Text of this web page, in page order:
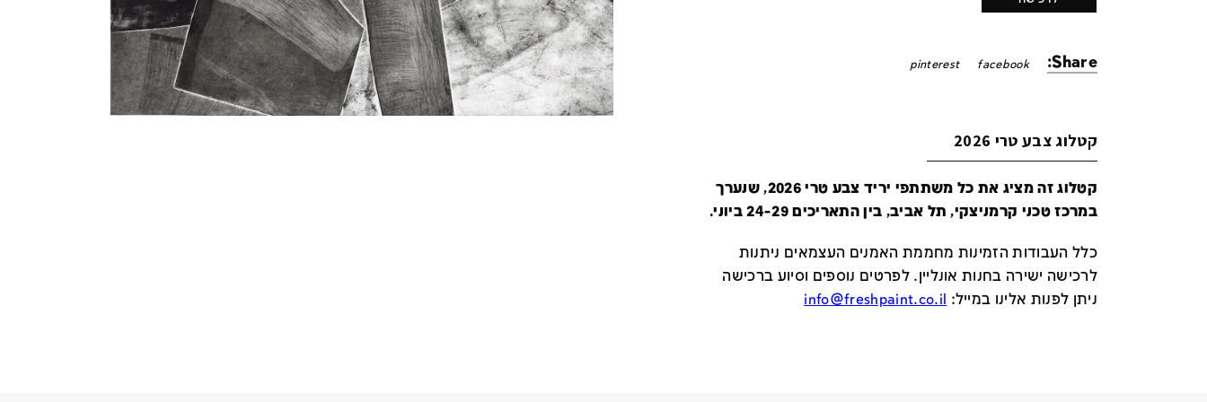
Share:
facebook
pinterest
קטלוג צבע טרי 2026
קטלוג זה מציג את כל משתתפי יריד צבע טרי 2026, שנערך
במרכז טכני קרמניצקי, תל אביב, בין התאריכים 24-29 ביוני.
כלל העבודות הזמינות מחממת האמנים העצמאים ניתנות
לרכישה ישירה בחנות אונליין.לפרטים נוספים וסיוע ברכישה
ניתן לפנות אלינו במייל:
info@freshpaint.co.il